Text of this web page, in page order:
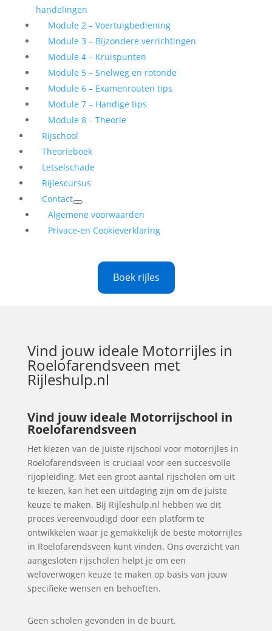
handelingen
Module 2 – Voertuigbediening
Module 3 – Bijzondere verrichtingen
Module 4 – Kruispunten
Module 5 – Snelweg en rotonde
Module 6 – Examenrouten tips
Module 7 – Handige tips
Module 8 – Theorie
Rijschool
Theorieboek
Letselschade
Rijlescursus
Contact
Algemene voorwaarden
Privace-en Cookieverklaring
Boek rijles
Vind jouw ideale Motorrijles in
Roelofarendsveen met
Rijleshulp.nl
Vind jouw ideale Motorrijschool in
Roelofarendsveen
Het kiezen van de juiste rijschool voor motorrijles in
Roelofarendsveen is cruciaal voor een succesvolle
rijopleiding. Met een groot aantal rijscholen om uit
te kiezen, kan het een uitdaging zijn om de juiste
keuze te maken. Bij Rijleshulp.nl hebben we dit
proces vereenvoudigd door een platform te
ontwikkelen waar je gemakkelijk de beste motorrijles
in Roelofarendsveen kunt vinden. Ons overzicht van
aangesloten rijscholen helpt je om een
weloverwogen keuze te maken op basis van jouw
specifieke wensen en behoeften.
Geen scholen gevonden in de buurt.